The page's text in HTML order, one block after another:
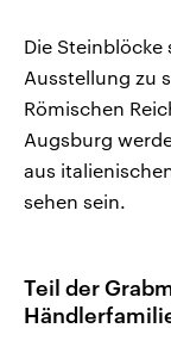
Die Steinblöcke
Ausstellung zu
Römischen
Augsburg
aus
sehen sein.
Teil der